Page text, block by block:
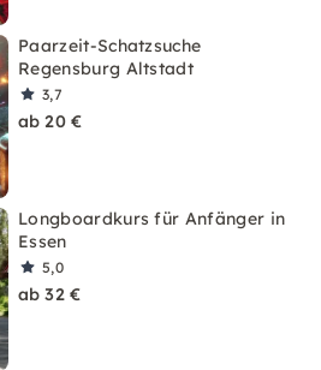
Paarzeit-Schatzsuche
Regensburg Altstadt
3,7
ab 20 €
Longboardkurs für Anfänger in
Essen
5,0
ab 32 €